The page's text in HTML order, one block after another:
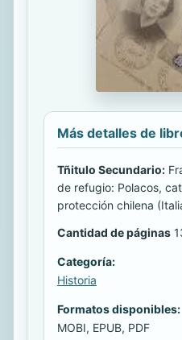
Más detalles de
Tñitulo Secundario:
de refugio: Polacos,
protección chilena
Cantidad de páginas
Categoría:
Historia
Formatos disponibles:
MOBI, EPUB, PDF